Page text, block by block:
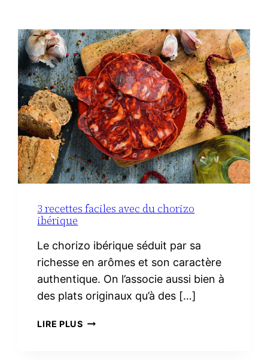
3 recettes faciles avec du chorizo
ibérique
Le chorizo ibérique séduit par sa
richesse en arômes et son caractère
authentique. On l’associe aussi bien à
des plats originaux qu’à des […]
LIRE PLUS3